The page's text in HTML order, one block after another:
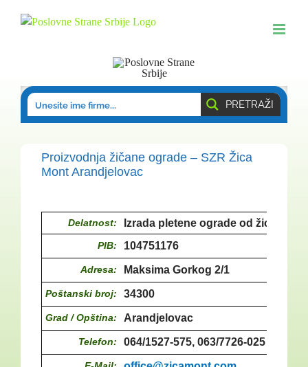
PRETRAŽI
Proizvodnja žičane ograde – SZR Žica
Mont Arandjelovac
Delatnost: Izrada pletene ograde od žice
PIB: 104751176
Adresa: Maksima Gorkog 2/1
Poštanski broj: 34300
Grad / Opština: Arandjelovac
Telefon: 064/1527-575, 063/7726-025